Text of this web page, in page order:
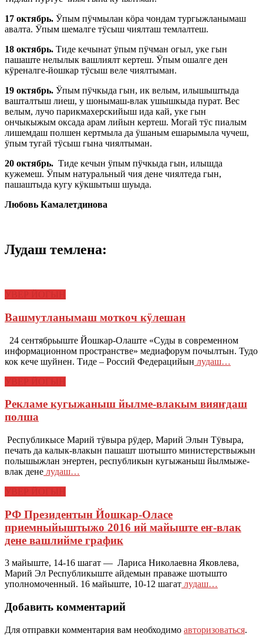
17 октябрь. Ӱпым пӱчмылан кӧра чондам тургыжланымаш
авалта. Ӱпым шемалге тӱсыш чиялташ темлалтеш.
18 октябрь. Тиде кечынат ӱпым пӱчман огыл, уке гын
пашаште нелылык вашлиялт кертеш. Ӱпым ошалге ден
кӱреналге-йошкар тӱсыш веле чиялтыман.
19 октябрь. Ӱпым пӱчкыда гын, ик велым, илышыштыда
вашталтыш лиеш, у шонымаш-влак ушышкыда пурат. Вес
велым, лучо парикмахерскийыш ида кай, уке гын
ончыкыжым оксада арам лийын кертеш. Могай тӱс пиалым
лишемдаш полшен кертмыла да ӱшаным ешарымыла чучеш,
ӱпым тугай тӱсыш гына чиялтыман.
20 октябрь. Тиде кечын ӱпым пӱчкыда гын, илышда
кужемеш. Ӱпым натуральный чия дене чиялтеда гын,
пашаштыда кугу кӱкшытыш шуыда.
Любовь Камалетдинова
Лудаш темлена:
Вашмутланымаш моткоч кӱлешан
24 сентябрьыште Йошкар-Олаште «Суды в современном
информационном пространстве» медиафорум почылтын. Тудо
кок кече шуйнен. Тиде – Россий Федерацийын лудаш…
Рекламе кугыжаныш йылме-влакым вияҥдаш
полша
Республикысе Марий тӱвыра рӱдер, Марий Элын Тӱвыра,
печать да калык-влакын пашашт шотышто министерствыжын
полышыжлан эҥертен, республикын кугыжаныш йылмыже-
влак дене лудаш…
РФ Президентын Йошкар-Оласе
приемныйыштыжо 2016 ий майыште еҥ-влак
дене вашлийме график
3 майыште, 14-16 шагат — Лариса Николаевна Яковлева,
Марий Эл Республикыште айдемын праваже шотышто
уполномоченный. 16 майыште, 10-12 шагат лудаш…
Добавить комментарий
Для отправки комментария вам необходимо авторизоваться.